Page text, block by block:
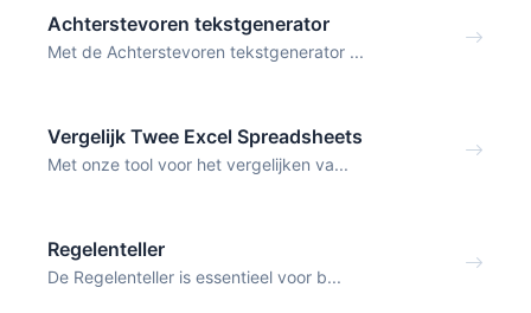
Achterstevoren tekstgenerator
Met de Achterstevoren tekstgenerator ...
Vergelijk Twee Excel Spreadsheets
Met onze tool voor het vergelijken va...
Regelenteller
De Regelenteller is essentieel voor b...